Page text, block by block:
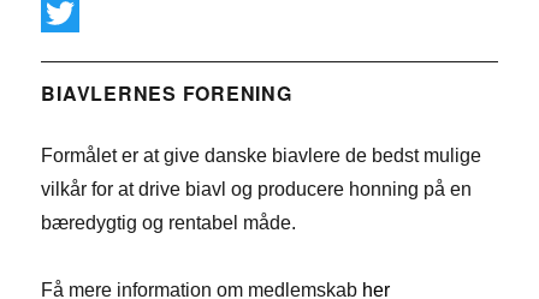
a
e
o
L
n
e
n
w
t
r
BIAVLERNES FORENING
Formålet er at give danske biavlere de bedst mulige
vilkår for at drive biavl og producere honning på en
bæredygtig og rentabel måde.
Få mere information om medlemskab her